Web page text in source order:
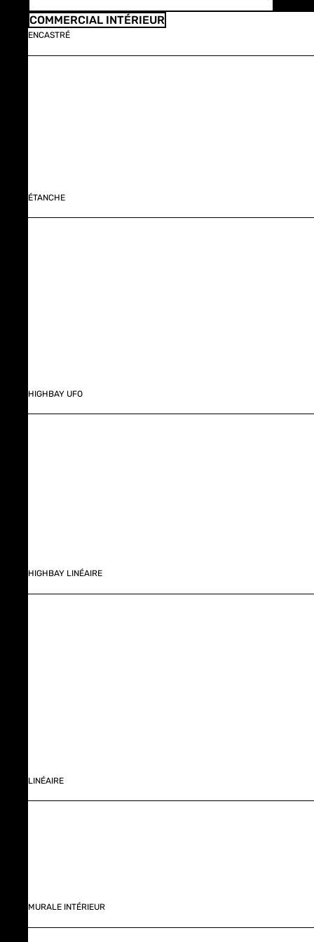
COMMERCIAL INTÉRIEUR
ENCASTRÉ
ÉTANCHE
HIGHBAY UFO
HIGHBAY LINÉAIRE
LINÉAIRE
MURALE INTÉRIEUR